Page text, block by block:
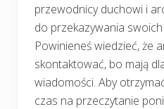
przewodnicy duchowi i
do przekazywania
Powinieneś wiedzieć, że
skontaktować, bo mają
wiadomości. Aby
czas na przeczytanie